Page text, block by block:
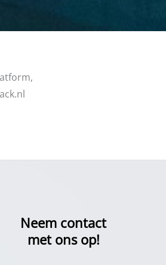
Neem contact
met ons op!